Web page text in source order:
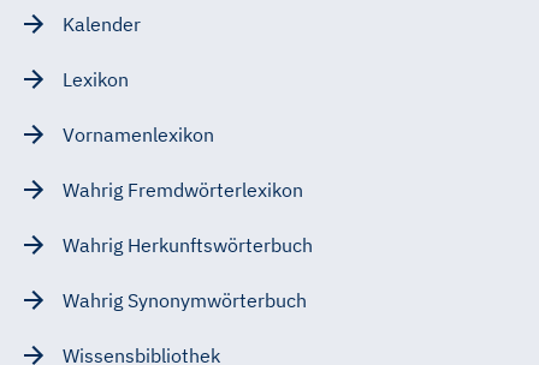
Kalender
Lexikon
Vornamenlexikon
Wahrig Fremdwörterlexikon
Wahrig Herkunftswörterbuch
Wahrig Synonymwörterbuch
Wissensbibliothek